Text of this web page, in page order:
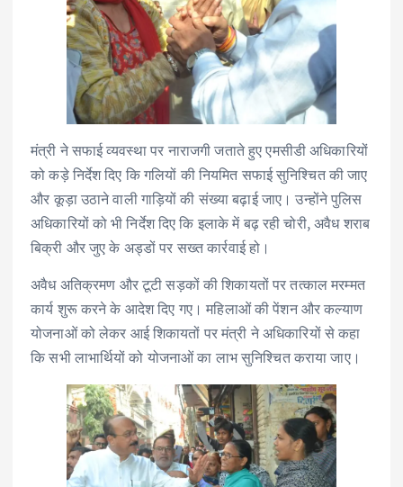
मंत्री ने सफाई व्यवस्था पर नाराजगी जताते हुए एमसीडी अधिकारियों
को कड़े निर्देश दिए कि गलियों की नियमित सफाई सुनिश्चित की जाए
और कूड़ा उठाने वाली गाड़ियों की संख्या बढ़ाई जाए। उन्होंने पुलिस
अधिकारियों को भी निर्देश दिए कि इलाके में बढ़ रही चोरी, अवैध शराब
बिक्री और जुए के अड्डों पर सख्त कार्रवाई हो।
अवैध अतिक्रमण और टूटी सड़कों की शिकायतों पर तत्काल मरम्मत
कार्य शुरू करने के आदेश दिए गए। महिलाओं की पेंशन और कल्याण
योजनाओं को लेकर आई शिकायतों पर मंत्री ने अधिकारियों से कहा
कि सभी लाभार्थियों को योजनाओं का लाभ सुनिश्चित कराया जाए।